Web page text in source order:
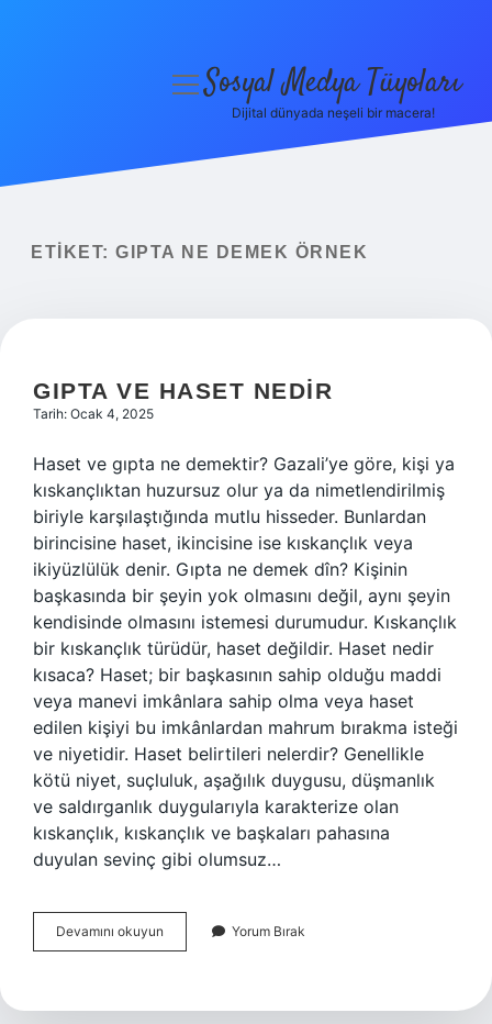
Yasal Uyarı
menüyüSosyal Medya Tüyoları
Dijital dünyada neşeli bir macera!
ETIKET: GIPTA NE DEMEK ÖRNEK
GIPTA VE HASET NEDIR
Tarih: Ocak 4, 2025
Haset ve gıpta ne demektir? Gazali’ye göre, kişi ya
kıskançlıktan huzursuz olur ya da nimetlendirilmiş
biriyle karşılaştığında mutlu hisseder. Bunlardan
birincisine haset, ikincisine ise kıskançlık veya
ikiyüzlülük denir. Gıpta ne demek dîn? Kişinin
başkasında bir şeyin yok olmasını değil, aynı şeyin
kendisinde olmasını istemesi durumudur. Kıskançlık
bir kıskançlık türüdür, haset değildir. Haset nedir
kısaca? Haset; bir başkasının sahip olduğu maddi
veya manevi imkânlara sahip olma veya haset
edilen kişiyi bu imkânlardan mahrum bırakma isteği
ve niyetidir. Haset belirtileri nelerdir? Genellikle
kötü niyet, suçluluk, aşağılık duygusu, düşmanlık
ve saldırganlık duygularıyla karakterize olan
kıskançlık, kıskançlık ve başkaları pahasına
duyulan sevinç gibi olumsuz…
Devamını okuyun
Ve
Yorum Bırak